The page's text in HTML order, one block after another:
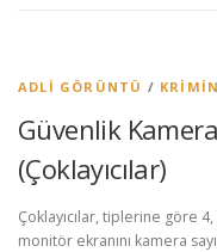
ADLI GÖRÜNTÜ /
Güvenlik
(Çoklayıcılar)
Çoklayıcılar, tiplerine göre
monitör ekranını kamera